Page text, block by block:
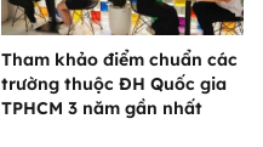
Tham khảo điểm chuẩn các
trường thuộc ĐH Quốc gia
TPHCM 3 năm gần nhất